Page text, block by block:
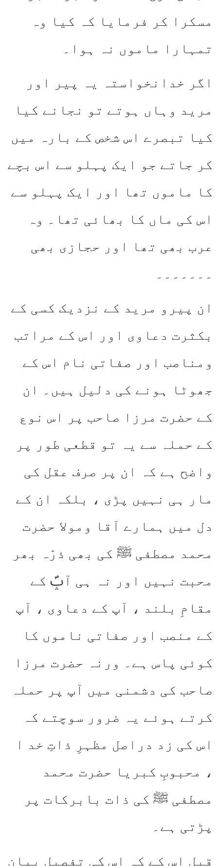
مسکرا کر فرمایا کہ کیا وہ
تمہارا ماموں نہ ہوا۔
اگر خدانخواستہ یہ پیر اور
مرید وہاں ہوتے تو نجانے کیا
کیا تبصرے اس شخص کے بارہ میں
کر جاتے جو ایک پہلو سے اس بچے
کا ماموں تھا اور ایک پہلو سے
اس کی ماں کا بھائی تھا۔ وہ
عرب بھی تھا اور حجازی بھی
۔۔۔۔۔۔۔
ان پیرو مرید کے نزدیک کسی کے
بکثرت دعاوی اور اس کے مراتب
ومناصب اور صفاتی نام اس کے
جھوٹا ہونے کی دلیل ہیں۔ ان
کے حضرت مرزا صاحب پر اس نوع
کے حملہ سے یہ تو قطعی طور پر
واضح ہے کہ ان پر صرف عقل کی
مار ہی نہیں پڑی ، بلکہ ان کے
دل میں ہمارے آقا ومولا حضرت
محمد مصطفی ﷺ کی بھی ذرّہ بھر
محبت نہیں اور نہ ہی آپؐ کے
مقامِ بلند ، آپ کے دعاوی ، آپ
کے منصب اور صفاتی ناموں کا
کوئی پاس ہے۔ ورنہ حضرت مرزا
صاحب کی دشمنی میں آپ پر حملہ
کرتے ہوئے یہ ضرور سوچتے کہ
اس کی زد دراصل مظہرِ ذاتِ خد ا
، محبوبِ کبریا حضرت محمد
مصطفی ﷺ کی ذات بابرکات پر
پڑتی ہے۔
قبل اس کے کہ اس کی تفصیل بیان